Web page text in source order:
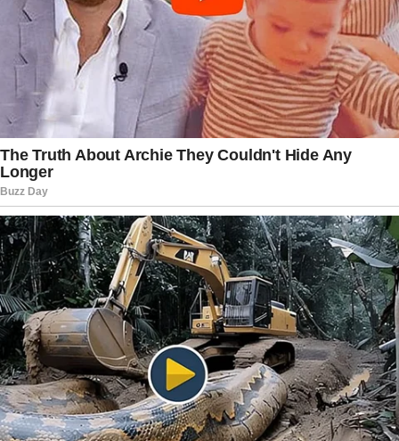
Manoel Carlos deixa duas filhas, a atriz Júlia
Almeida e a roteirista Maria Carolina, além de um
legado que atravessa gerações. O velório será
fechado, restrito a familiares e amigos próximos.
Em nota, a família agradeceu as manifestações
de carinho e pediu respeito à privacidade.
Maneco partiu, mas suas histórias seguem vivas.
Reprisadas, comentadas e lembradas, continuam
ocupando um lugar especial na memória afetiva
do Brasil.